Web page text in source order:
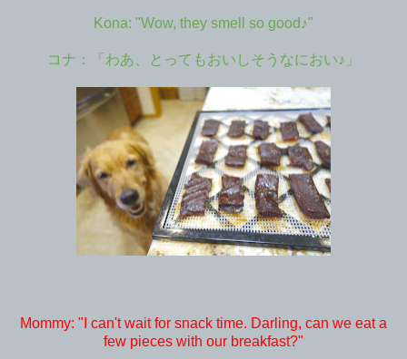
Kona: "Wow, they smell so good♪"
コナ：「わあ、とってもおいしそうなにおい♪」
Mommy: "I can't wait for snack time. Darling, can we eat a
few pieces with our breakfast?"